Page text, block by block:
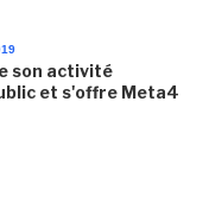
son activité
et s'offre Meta4